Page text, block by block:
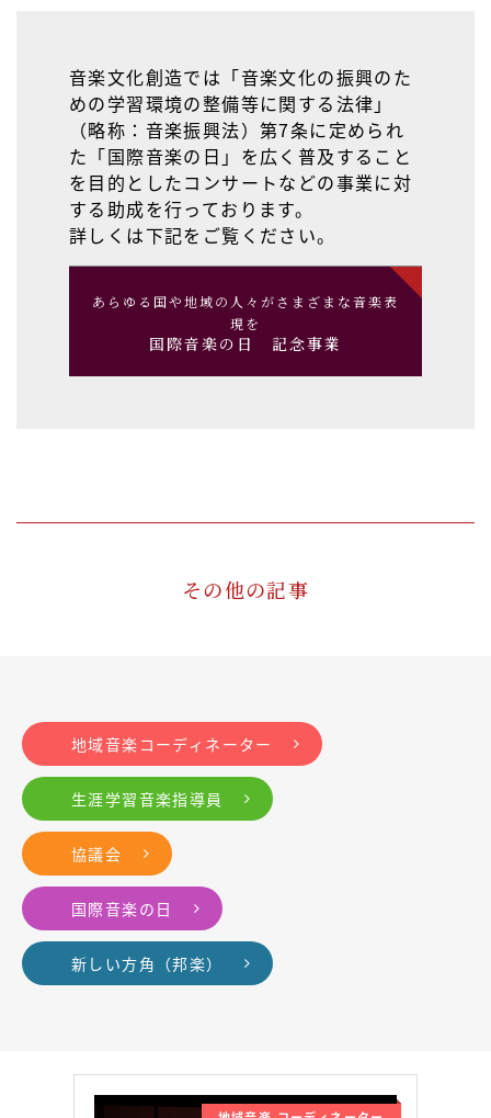
音楽文化創造では「音楽文化の振興のた
めの学習環境の整備等に関する法律」
（略称：音楽振興法）第7条に定められ
た「国際音楽の日」を広く普及すること
を目的としたコンサートなどの事業に対
する助成を行っております。
詳しくは下記をご覧ください。
あらゆる国や地域の人々がさまざまな音楽表
現を
国際音楽の日 記念事業
その他の記事
地域音楽コーディネーター
生涯学習音楽指導員
協議会
国際音楽の日
新しい方角（邦楽）